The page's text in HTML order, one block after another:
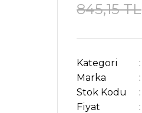
845,15 TL
Kategori
Marka
Stok Kodu
Fiyat